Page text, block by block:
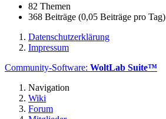
82 Themen
368 Beiträge (0,05 Beiträge pro Tag)
Datenschutzerklärung
Impressum
Community-Software: WoltLab Suite™
Navigation
Wiki
Forum